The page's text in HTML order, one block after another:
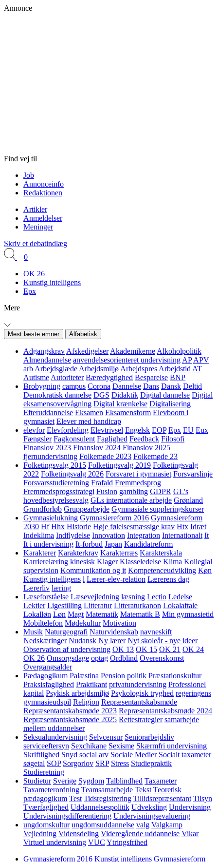
Annonce
Find vej til
Job
Annonceinfo
Redaktionen
Artikler
Anmeldelser
Meninger
Skriv et debatindlæg
0
OK 26
Kunstig intelligens
Epx
Mere
Mest læste emner Alfabetisk
Adgangskrav Afskedigelser Akademikerne Alkoholpolitik
Almendannelse anvendelsesorienteret undervisning AP APV
arb Arbejdsglæde Arbejdsmiljø Arbejdspres Arbejdstid AT
Autisme Autoriteter Bæredygtighed Besparelse BNP
Brobygning campus Corona Dannelse Dans Dansk Deltid
Demokratisk dannelse DGS Didaktik Digital dannelse Digital
eksamensovervågning Digital krænkelse Digitalisering
Efteruddannelse Eksamen Eksamensform Elevboom i
gymnasiet Elever med handicap
elevfor Elevfordeling Elevtrivsel Engelsk EOP Epx EU Eux
Fængsler Fagkonsulent Faglighed Feedback Filosofi
Finanslov 2023 Finanslov 2024 Finanslov 2025
fjernundervisning Folkemøde 2023 Folkemøde 23
Folketingsvalg 2015 Folketingsvalg 2019 Folketingsvalg
2022 Folketingsvalg 2026 Forsvaret i gymnasiet Forsvarslinje
Forsvarsstudieretning Frafald Fremmedsprog
Fremmedsprogsstrategi Fusion gambling GDPR GL's
hovedbestyrelsesvalg GLs internationale arbejde Grønland
Grundforløb Gruppearbejde Gymnasiale suppleringskurser
Gymnasielukning Gymnasiereform 2016 Gymnasiereform
2030 Hf Hhx Historie Høje følelsesmæssige krav Htx Idræt
Indeklima Indflydelse Innovation Integration Internationalt It
It i undervisning It-forbud Japan Kandidatreform
Karakterer Karakterkrav Karakterræs Karakterskala
Karrierelæring kinesisk Klager Klasseledelse Klima Kollegial
supervision Kommunikation og it Kompetenceudvikling Køn
Kunstig intelligens l Lærer-elev-relation Lærerens dag
Lærerliv læring
Læseforståelse Læsevejledning læsning Lectio Ledelse
Lektier Ligestilling Litteratur Litteraturkanon Lokalaftale
Lokalløn Løn Magt Matematik Matematik B Min gymnasietid
Mobiltelefon Mødekultur Motivation
Musik Naturgeografi Naturvidenskab navneskift
Nedskæringer Nudansk Ny lærer Nyt skoleår - nye ideer
Observation af undervisning OK 13 OK 15 OK 21 OK 24
OK 26 Omsorgsdage optag Ordblind Overenskomst
Overgangsalder
Pædagogikum Palæstina Pension politik Præstationskultur
Praksisfaglighed Praktikant privatundervisning Professionel
kapital Psykisk arbejdsmiljø Psykologisk tryghed regeringens
gymnasieudspil Religion Repræsentantskabsmøde
Repræsentantskabsmøde 2023 Repræsentantskabsmøde 2024
Repræsentantskabsmøde 2025 Rettestrategier samarbejde
mellem uddannelser
Seksualundervisning Selvcensur Seniorarbejdsliv
serviceeftersyn Sexchikane Sexisme Skærmfri undervisning
Skriftlighed Snyd social arv Sociale Medier Socialt taxameter
søgetal SOP Sorgorlov SRP Stress Studiepraktik
Studieretning
Studietur Sverige Sygdom Talblindhed Taxameter
Taxameterordning Teamsamarbejde Tekst Teoretisk
pædagogikum Test Tidsregistrering Tillidsrepræsentant Tilsyn
Tværfaglighed Uddannelsespolitik Udveksling Undervisning
Undervisningsdifferentiering Undervisningsevaluering
ungdomskultur ungdomsuddannelse valg Valgkamp
Vejledning Vidensdeling Videregående uddannelse Vikar
Virtuel undervisning VUC Ytringsfrihed
Gymnasiereform 2016 Kunstig intelligens Gymnasiereform